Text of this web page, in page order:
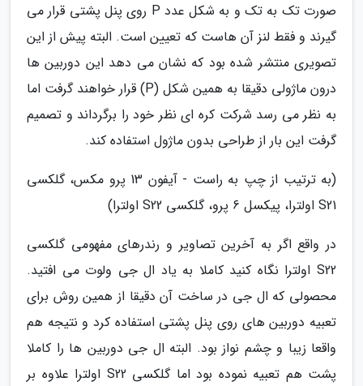
صورت تک به تک و به شکل عدد P روی پنل پشتی قرار می
گیرند و فقط لنز آن هاست که تعیین است. البته پیش از این
تصویری منتشر شده بود که نشان می دهد این دوربین ها
درون ماژولی دقیقا به همین شکل (P) قرار خواهند گرفت اما
به نظر می رسد شرکت کره ای نظر خود را برگرداند و تصمیم
گرفت این بار از طراحی بدون ماژول استفاده کند.
(به ترتیب از چپ به راست - آیفون 13 پرو مکس، گلکسی
S21 اولترا، پیکسل 6 پرو، گلکسی S22 اولترا)
در واقع اگر به آخرین تصاویر و رندرهای مفهومی گلکسی
S22 اولترا نگاه کنید کاملا به یاد ال جی ولوت می افتید.
محصولی که ال جی در ساخت آن دقیقا از همین روش برای
تعبیه دوربین های روی پنل پشتی استفاده کرد و نتیجه هم
واقعا زیبا و چشم نواز بود. البته ال جی دوربین ها را کاملا
پشت هم تعبیه نموده بود اما گلکسی S22 اولترا علاوه بر